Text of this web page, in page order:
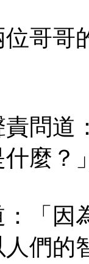
哥
道
麼？
因
們的